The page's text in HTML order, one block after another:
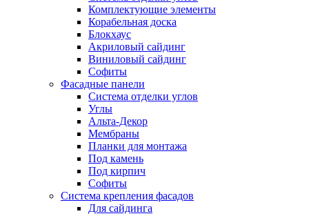
Комплектующие элементы
Корабельная доска
Блокхаус
Акриловый сайдинг
Виниловый сайдинг
Софиты
Фасадные панели
Система отделки углов
Углы
Альта-Декор
Мембраны
Планки для монтажа
Под камень
Под кирпич
Софиты
Система крепления фасадов
Для сайдинга